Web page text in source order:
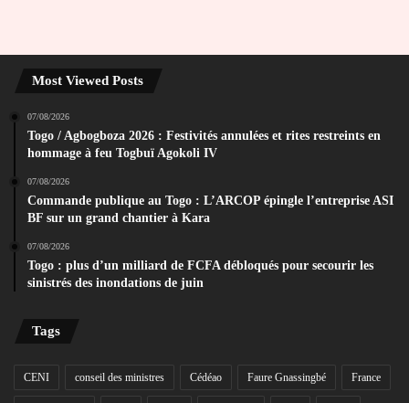
Most Viewed Posts
07/08/2026
Togo / Agbogboza 2026 : Festivités annulées et rites restreints en
hommage à feu Togbuï Agokoli IV
07/08/2026
Commande publique au Togo : L’ARCOP épingle l’entreprise ASI
BF sur un grand chantier à Kara
07/08/2026
Togo : plus d’un milliard de FCFA débloqués pour secourir les
sinistrés des inondations de juin
Tags
CENI conseil des ministres Cédéao Faure Gnassingbé France